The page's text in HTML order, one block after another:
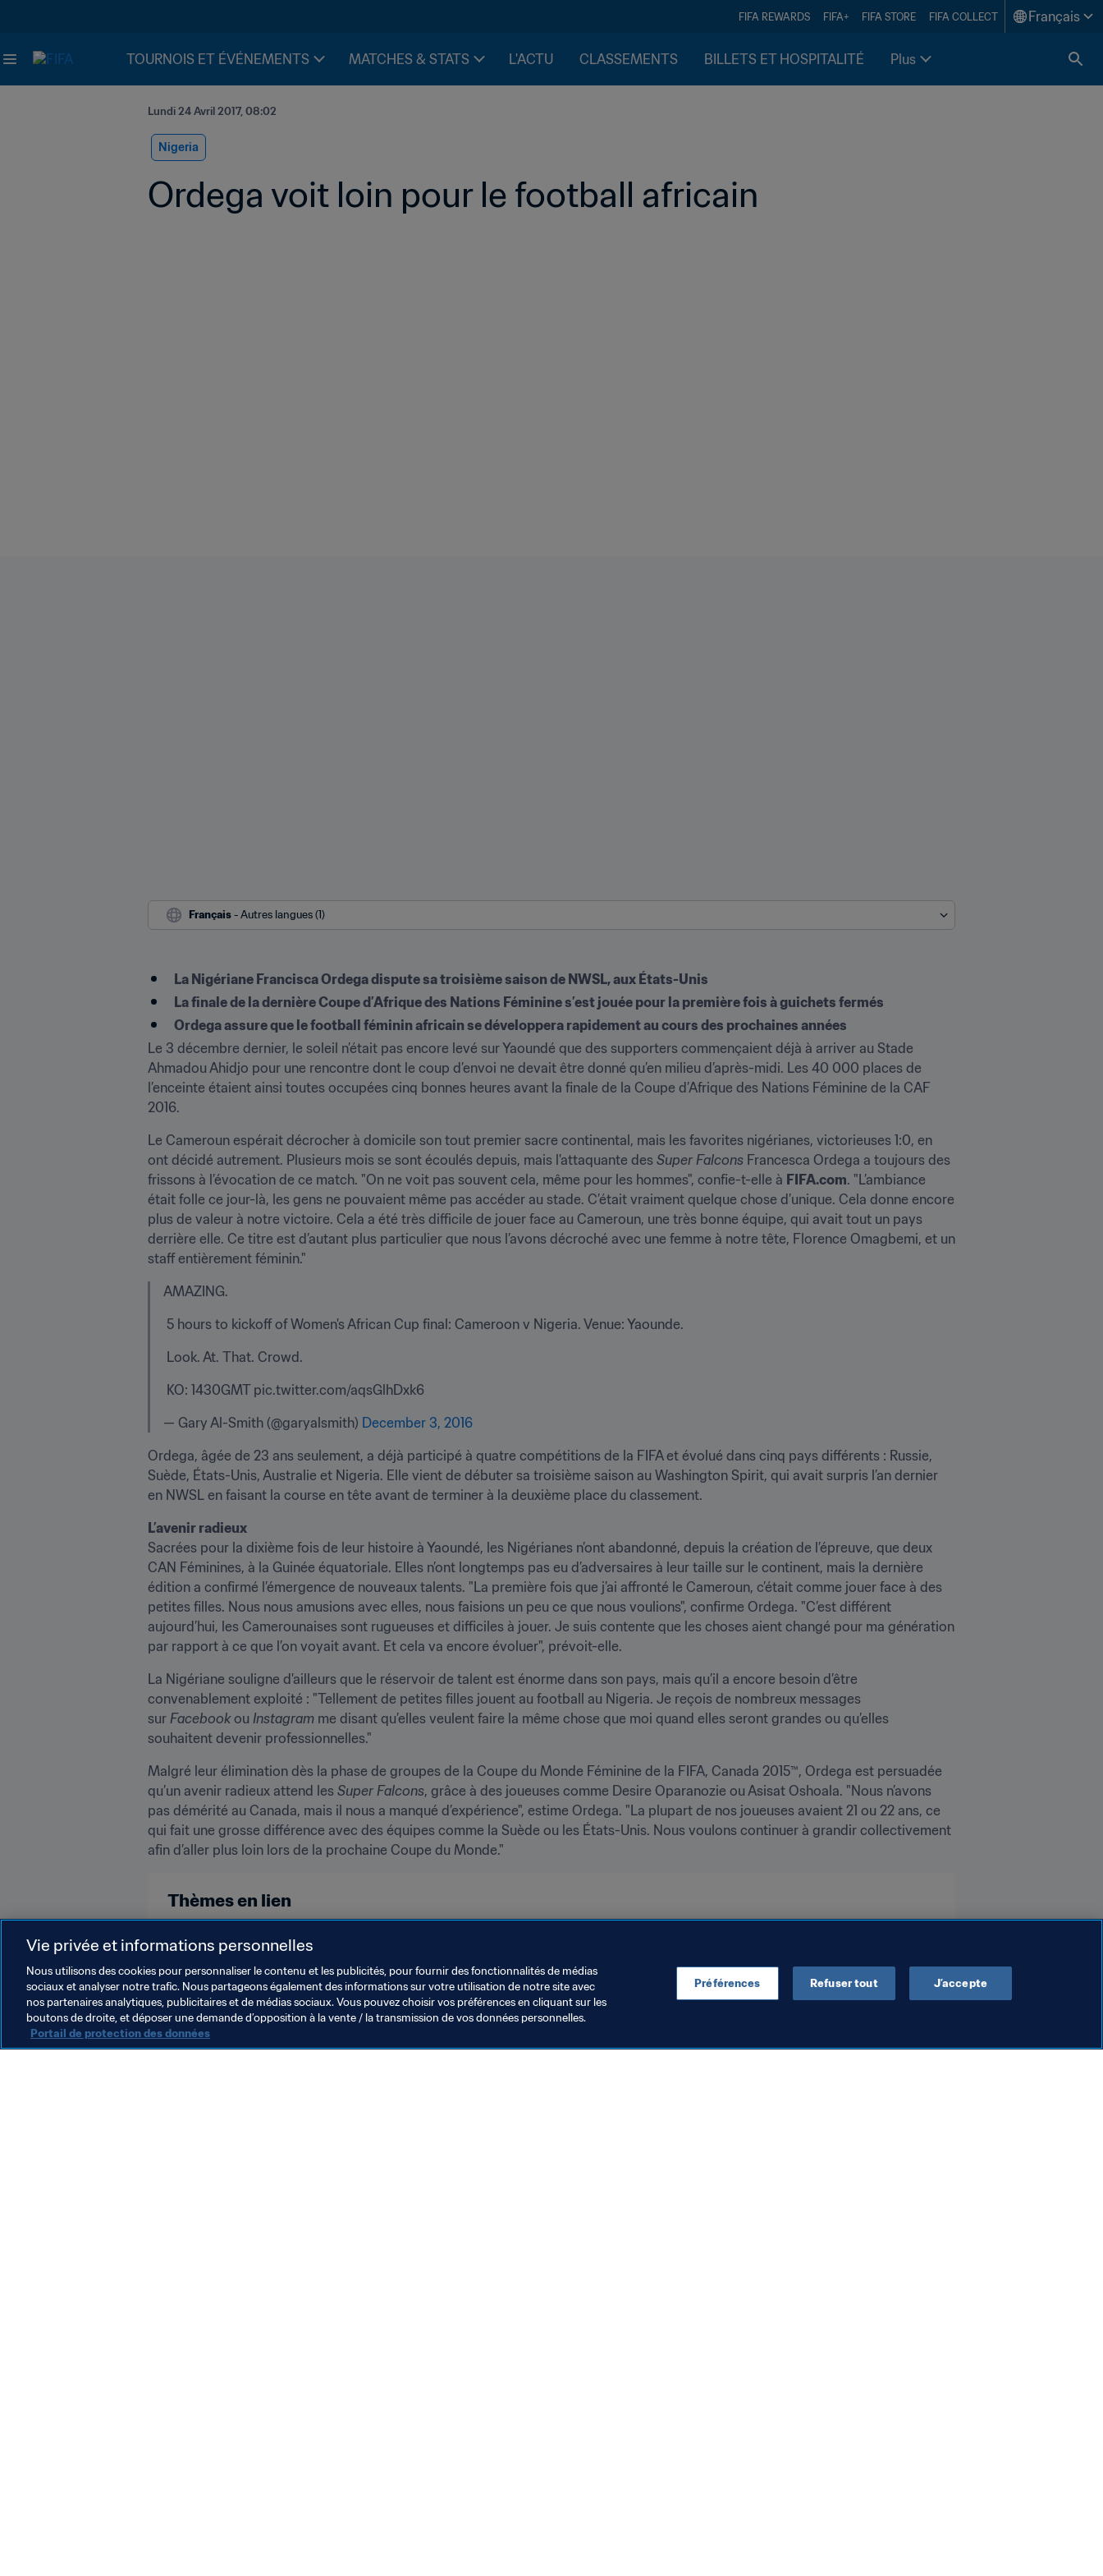
FIFA REWARDS FIFA+ FIFA STORE FIFA COLLECT Français
TOURNOIS ET ÉVÉNEMENTS MATCHES & STATS L'ACTU CLASSEMENTS BILLETS ET HOSPITALITÉ Plus
Lundi 24 Avril 2017, 08:02
Nigeria
Ordega voit loin pour le football africain
Français - Autres langues (1)
La Nigériane Francisca Ordega dispute sa troisième saison de NWSL, aux États-Unis
La finale de la dernière Coupe d’Afrique des Nations Féminine s’est jouée pour la première fois à guichets fermés
Ordega assure que le football féminin africain se développera rapidement au cours des prochaines années
Le 3 décembre dernier, le soleil n’était pas encore levé sur Yaoundé que des supporters commençaient déjà à arriver au Stade
Ahmadou Ahidjo pour une rencontre dont le coup d’envoi ne devait être donné qu’en milieu d’après-midi. Les 40 000 places de
l’enceinte étaient ainsi toutes occupées cinq bonnes heures avant la finale de la Coupe d’Afrique des Nations Féminine de la CAF
2016.
Le Cameroun espérait décrocher à domicile son tout premier sacre continental, mais les favorites nigérianes, victorieuses 1:0, en
ont décidé autrement. Plusieurs mois se sont écoulés depuis, mais l'attaquante des Super Falcons Francesca Ordega a toujours des
frissons à l’évocation de ce match. "On ne voit pas souvent cela, même pour les hommes", confie-t-elle à FIFA.com. "L’ambiance
était folle ce jour-là, les gens ne pouvaient même pas accéder au stade. C’était vraiment quelque chose d’unique. Cela donne encore
plus de valeur à notre victoire. Cela a été très difficile de jouer face au Cameroun, une très bonne équipe, qui avait tout un pays
derrière elle. Ce titre est d’autant plus particulier que nous l’avons décroché avec une femme à notre tête, Florence Omagbemi, et un
staff entièrement féminin."
AMAZING.
5 hours to kickoff of Women's African Cup final: Cameroon v Nigeria. Venue: Yaounde.
Look. At. That. Crowd.
KO: 1430GMT pic.twitter.com/aqsGlhDxk6
— Gary Al-Smith (@garyalsmith) December 3, 2016
Ordega, âgée de 23 ans seulement, a déjà participé à quatre compétitions de la FIFA et évolué dans cinq pays différents : Russie,
Suède, États-Unis, Australie et Nigeria. Elle vient de débuter sa troisième saison au Washington Spirit, qui avait surpris l’an dernier
en NWSL en faisant la course en tête avant de terminer à la deuxième place du classement.
L’avenir radieux
Sacrées pour la dixième fois de leur histoire à Yaoundé, les Nigérianes n’ont abandonné, depuis la création de l’épreuve, que deux
CAN Féminines, à la Guinée équatoriale. Elles n’ont longtemps pas eu d’adversaires à leur taille sur le continent, mais la dernière
édition a confirmé l’émergence de nouveaux talents. "La première fois que j’ai affronté le Cameroun, c’était comme jouer face à des
petites filles. Nous nous amusions avec elles, nous faisions un peu ce que nous voulions", confirme Ordega. "C’est différent
aujourd’hui, les Camerounaises sont rugueuses et difficiles à jouer. Je suis contente que les choses aient changé pour ma génération
par rapport à ce que l’on voyait avant. Et cela va encore évoluer", prévoit-elle.
La Nigériane souligne d'ailleurs que le réservoir de talent est énorme dans son pays, mais qu’il a encore besoin d’être
convenablement exploité : "Tellement de petites filles jouent au football au Nigeria. Je reçois de nombreux messages
sur Facebook ou Instagram me disant qu’elles veulent faire la même chose que moi quand elles seront grandes ou qu’elles
souhaitent devenir professionnelles."
Malgré leur élimination dès la phase de groupes de la Coupe du Monde Féminine de la FIFA, Canada 2015™, Ordega est persuadée
qu’un avenir radieux attend les Super Falcons, grâce à des joueuses comme Desire Oparanozie ou Asisat Oshoala. "Nous n’avons
pas démérité au Canada, mais il nous a manqué d’expérience", estime Ordega. "La plupart de nos joueuses avaient 21 ou 22 ans, ce
qui fait une grosse différence avec des équipes comme la Suède ou les États-Unis. Nous voulons continuer à grandir collectivement
afin d’aller plus loin lors de la prochaine Coupe du Monde."
Thèmes en lien
Nigeria CAF
Vie privée et informations personnelles
Nous utilisons des cookies pour personnaliser le contenu et les publicités, pour fournir des fonctionnalités de médias
sociaux et analyser notre trafic. Nous partageons également des informations sur votre utilisation de notre site avec
nos partenaires analytiques, publicitaires et de médias sociaux. Vous pouvez choisir vos préférences en cliquant sur les
boutons de droite, et déposer une demande d’opposition à la vente / la transmission de vos données personnelles.
Portail de protection des données
Préférences Refuser tout J’accepte